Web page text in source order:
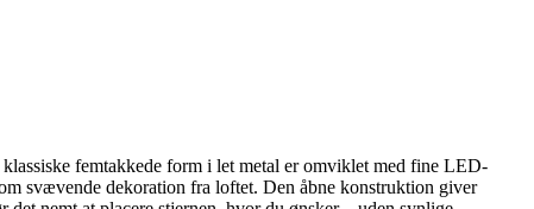
femtakkede form i let metal er omviklet med fine LED-
svævende dekoration fra loftet. Den åbne konstruktion giver